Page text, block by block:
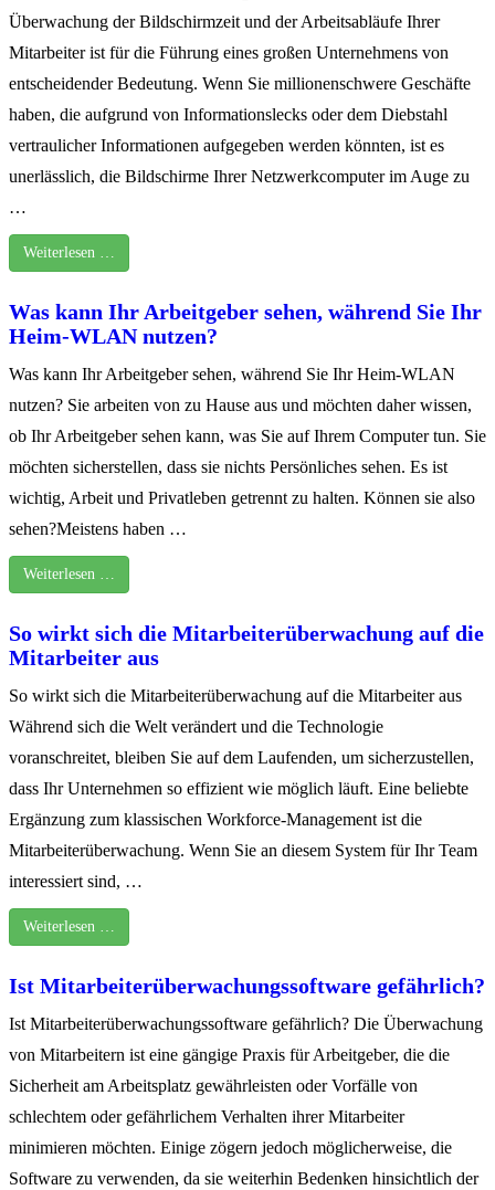
Überwachung der Bildschirmzeit und der Arbeitsabläufe Ihrer
Mitarbeiter ist für die Führung eines großen Unternehmens von
entscheidender Bedeutung. Wenn Sie millionenschwere Geschäfte
haben, die aufgrund von Informationslecks oder dem Diebstahl
vertraulicher Informationen aufgegeben werden könnten, ist es
unerlässlich, die Bildschirme Ihrer Netzwerkcomputer im Auge zu
…
Weiterlesen …
Was kann Ihr Arbeitgeber sehen, während Sie Ihr
Heim-WLAN nutzen?
Was kann Ihr Arbeitgeber sehen, während Sie Ihr Heim-WLAN
nutzen? Sie arbeiten von zu Hause aus und möchten daher wissen,
ob Ihr Arbeitgeber sehen kann, was Sie auf Ihrem Computer tun. Sie
möchten sicherstellen, dass sie nichts Persönliches sehen. Es ist
wichtig, Arbeit und Privatleben getrennt zu halten. Können sie also
sehen?Meistens haben …
Weiterlesen …
So wirkt sich die Mitarbeiterüberwachung auf die
Mitarbeiter aus
So wirkt sich die Mitarbeiterüberwachung auf die Mitarbeiter aus
Während sich die Welt verändert und die Technologie
voranschreitet, bleiben Sie auf dem Laufenden, um sicherzustellen,
dass Ihr Unternehmen so effizient wie möglich läuft. Eine beliebte
Ergänzung zum klassischen Workforce-Management ist die
Mitarbeiterüberwachung. Wenn Sie an diesem System für Ihr Team
interessiert sind, …
Weiterlesen …
Ist Mitarbeiterüberwachungssoftware gefährlich?
Ist Mitarbeiterüberwachungssoftware gefährlich? Die Überwachung
von Mitarbeitern ist eine gängige Praxis für Arbeitgeber, die die
Sicherheit am Arbeitsplatz gewährleisten oder Vorfälle von
schlechtem oder gefährlichem Verhalten ihrer Mitarbeiter
minimieren möchten. Einige zögern jedoch möglicherweise, die
Software zu verwenden, da sie weiterhin Bedenken hinsichtlich der